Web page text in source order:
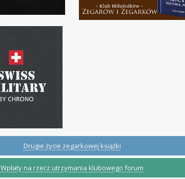
Drugie życie zegarkowej książki
Wpłaty na rzecz utrzymania klubowego forum